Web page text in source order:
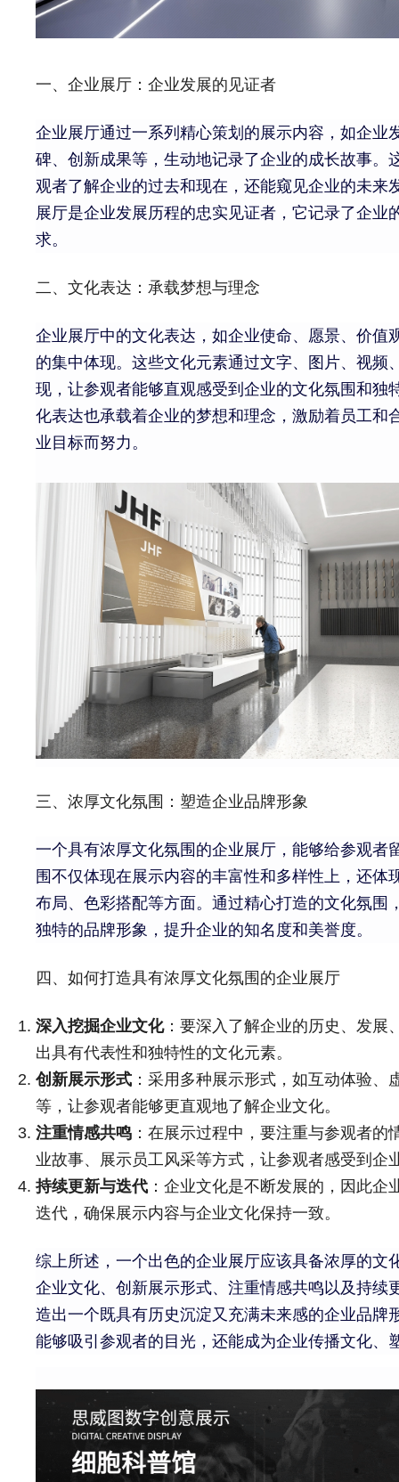
一、企业展厅：企业发展的见证者
企业展厅通过一系列精心策划的展示内容，如企业
碑、创新成果等，生动地记录了企业的成长故事。
观者了解企业的过去和现在，还能窥见企业的未来
展厅是企业发展历程的忠实见证者，它记录了企业
求。
二、文化表达：承载梦想与理念
企业展厅中的文化表达，如企业使命、愿景、价值
的集中体现。这些文化元素通过文字、图片、视频
现，让参观者能够直观感受到企业的文化氛围和独
化表达也承载着企业的梦想和理念，激励着员工和
业目标而努力。
三、浓厚文化氛围：塑造企业品牌形象
一个具有浓厚文化氛围的企业展厅，能够给参观者
围不仅体现在展示内容的丰富性和多样性上，还体
布局、色彩搭配等方面。通过精心打造的文化氛围
独特的品牌形象，提升企业的知名度和美誉度。
四、如何打造具有浓厚文化氛围的企业展厅
深入挖掘企业文化：要深入了解企业的历史、发展
出具有代表性和独特性的文化元素。
创新展示形式 ：采用多种展示形式，如互动体验、
等，让参观者能够更直观地了解企业文化。
注重情感共鸣 ：在展示过程中，要注重与参观者的
业故事、展示员工风采等方式，让参观者感受到企
持续更新与迭代 ：企业文化是不断发展的，因此企
迭代，确保展示内容与企业文化保持一致。
综上所述，一个出色的企业展厅应该具备浓厚的文
企业文化、创新展示形式、注重情感共鸣以及持续
造出一个既具有历史沉淀又充满未来感的企业品牌
能够吸引参观者的目光，还能成为企业传播文化、